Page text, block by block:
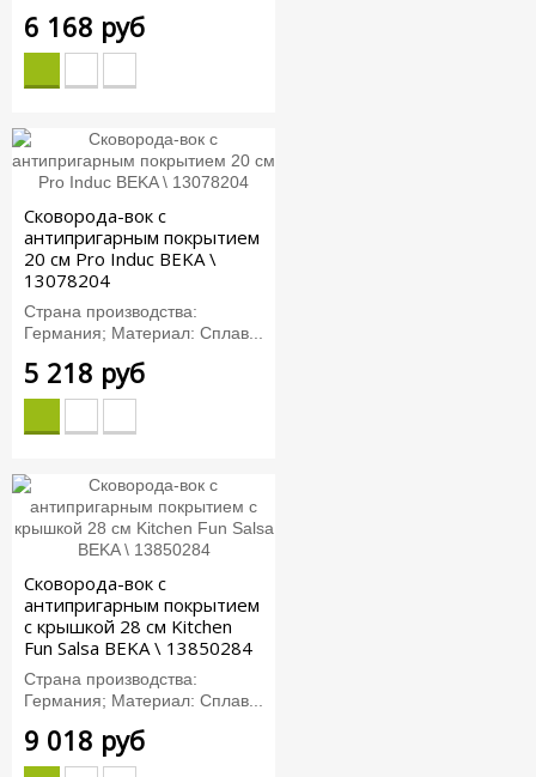
6 168 руб
Сковорода-вок с
антипригарным покрытием
20 см Pro Induc BEKA \
13078204
Страна производства:
Германия; Материал: Сплав...
5 218 руб
Сковорода-вок с
антипригарным покрытием
с крышкой 28 см Kitchen
Fun Salsa BEKA \ 13850284
Страна производства:
Германия; Материал: Сплав...
9 018 руб